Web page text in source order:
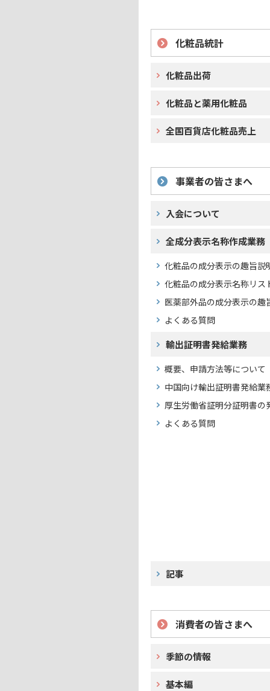
化粧品統計
化粧品出荷
化粧品と薬用化粧品
全国百貨店化粧品売上
事業者の皆さまへ
入会について
全成分表示名称作成業務
化粧品の成分表示の趣旨説
化粧品の成分表示名称リス
医薬部外品の成分表示の趣
よくある質問
輸出証明書発給業務
概要、申請方法等について
中国向け輸出証明書発給業
厚生労働省証明分証明書の
よくある質問
記事
消費者の皆さまへ
季節の情報
基本編